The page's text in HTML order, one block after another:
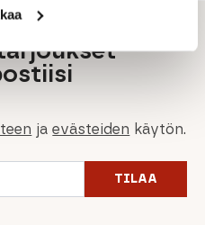
jaevästeiden käytön.
TILAA